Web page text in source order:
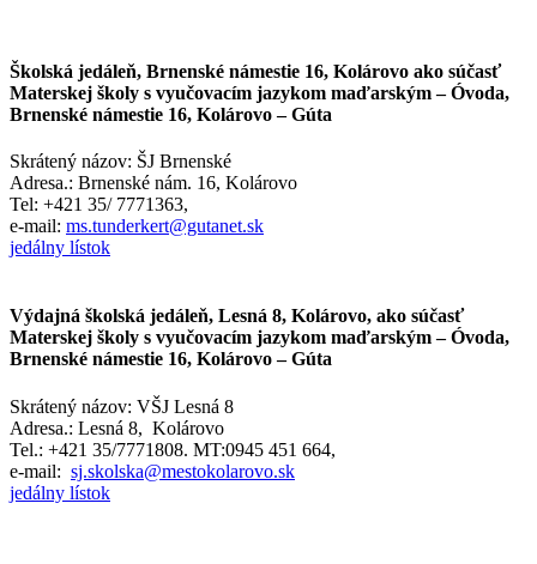
Školská jedáleň, Brnenské námestie 16, Kolárovo ako súčasť
Materskej školy s vyučovacím jazykom maďarským – Óvoda,
Brnenské námestie 16, Kolárovo – Gúta
Skrátený názov: ŠJ Brnenské
Adresa.: Brnenské nám. 16, Kolárovo
Tel: +421 35/ 7771363,
e-mail: ms.tunderkert@gutanet.sk
jedálny lístok
Výdajná školská jedáleň, Lesná 8, Kolárovo, ako súčasť
Materskej školy s vyučovacím jazykom maďarským – Óvoda,
Brnenské námestie 16, Kolárovo – Gúta
Skrátený názov: VŠJ Lesná 8
Adresa.: Lesná 8, Kolárovo
Tel.: +421 35/7771808. MT:0945 451 664,
e-mail: sj.skolska@mestokolarovo.sk
jedálny lístok